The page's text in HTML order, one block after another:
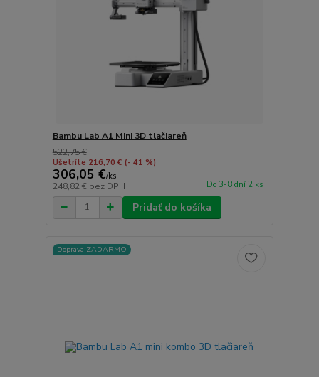
Bambu Lab A1 Mini 3D tlačiareň
522,75 €
Ušetríte 216,70 € (- 41 %)
306,05 €/ks
248,82 € bez DPH Do 3-8 dní 2 ks
Pridať do košíka
Doprava ZADARMO